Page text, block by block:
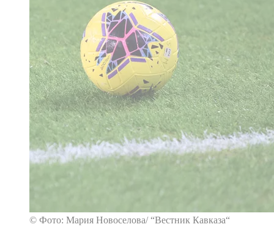
© Фото: Мария Новоселова/ “Вестник Кавказа“